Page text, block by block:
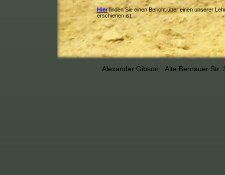
Hierfinden Sie einen Bericht über einen unserer
erschienen ist.
Alexander Gibson Alte Bernauer